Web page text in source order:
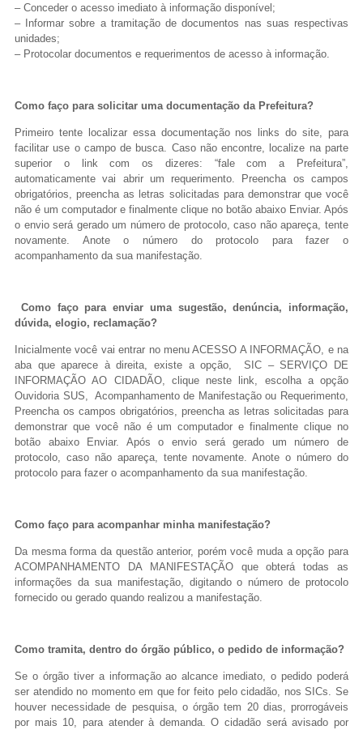
– Conceder o acesso imediato à informação disponível;
– Informar sobre a tramitação de documentos nas suas respectivas
unidades;
– Protocolar documentos e requerimentos de acesso à informação.
Como faço para solicitar uma documentação da Prefeitura?
Primeiro tente localizar essa documentação nos links do site, para
facilitar use o campo de busca. Caso não encontre, localize na parte
superior o link com os dizeres: “fale com a Prefeitura”,
automaticamente vai abrir um requerimento. Preencha os campos
obrigatórios, preencha as letras solicitadas para demonstrar que você
não é um computador e finalmente clique no botão abaixo Enviar. Após
o envio será gerado um número de protocolo, caso não apareça, tente
novamente. Anote o número do protocolo para fazer o
acompanhamento da sua manifestação.
Como faço para enviar uma sugestão, denúncia, informação,
dúvida, elogio, reclamação?
Inicialmente você vai entrar no menu ACESSO A INFORMAÇÃO, e na
aba que aparece à direita, existe a opção, SIC – SERVIÇO DE
INFORMAÇÃO AO CIDADÃO, clique neste link, escolha a opção
Ouvidoria SUS, Acompanhamento de Manifestação ou Requerimento,
Preencha os campos obrigatórios, preencha as letras solicitadas para
demonstrar que você não é um computador e finalmente clique no
botão abaixo Enviar. Após o envio será gerado um número de
protocolo, caso não apareça, tente novamente. Anote o número do
protocolo para fazer o acompanhamento da sua manifestação.
Como faço para acompanhar minha manifestação?
Da mesma forma da questão anterior, porém você muda a opção para
ACOMPANHAMENTO DA MANIFESTAÇÃO que obterá todas as
informações da sua manifestação, digitando o número de protocolo
fornecido ou gerado quando realizou a manifestação.
Como tramita, dentro do órgão público, o pedido de informação?
Se o órgão tiver a informação ao alcance imediato, o pedido poderá
ser atendido no momento em que for feito pelo cidadão, nos SICs. Se
houver necessidade de pesquisa, o órgão tem 20 dias, prorrogáveis
por mais 10, para atender à demanda. O cidadão será avisado por